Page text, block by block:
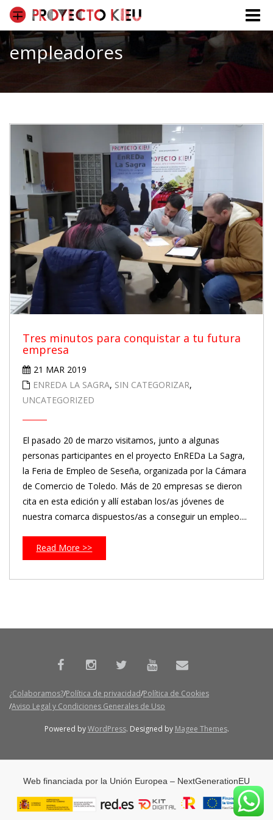
Toggle
empleadores
Tres minutos para conquistar a tu futura
empresa
21 MAR 2019
ENREDA LA SAGRA, SIN CATEGORIZAR,
UNCATEGORIZED
El pasado 20 de marzo visitamos, junto a algunas
personas participantes en el proyecto EnREDa La Sagra,
la Feria de Empleo de Seseña, organizada por la Cámara
de Comercio de Toledo. Más de 20 empresas se dieron
cita en esta edición y allí estaban los/as jóvenes de
nuestra comarca dispuestos/as a conseguir un empleo....
Read More >>
¿Colaboramos? Política de privacidad Política de Cookies
Aviso Legal y Condiciones Generales de Uso
Powered byWordPress. Designed by Magee Themes.
Web financiada por la Unión Europea – NextGenerationEU